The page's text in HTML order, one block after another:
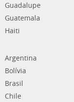
Guadalupe
Guatemala
Haiti
Argentina
Bolívia
Brasil
Chile